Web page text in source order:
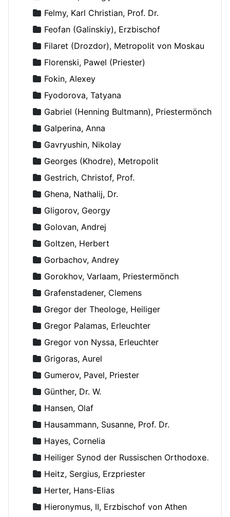
Felmy, Karl Christian, Prof. Dr.
Feofan (Galinskiy), Erzbischof
Filaret (Drozdor), Metropolit von Moskau
Florenski, Pawel (Priester)
Fokin, Alexey
Fyodorova, Tatyana
Gabriel (Henning Bultmann), Priestermönch
Galperina, Anna
Gavryushin, Nikolay
Georges (Khodre), Metropolit
Gestrich, Christof, Prof.
Ghena, Nathalij, Dr.
Gligorov, Georgy
Golovan, Andrej
Goltzen, Herbert
Gorbachov, Andrey
Gorokhov, Varlaam, Priestermönch
Grafenstadener, Clemens
Gregor der Theologe, Heiliger
Gregor Palamas, Erleuchter
Gregor von Nyssa, Erleuchter
Grigoras, Aurel
Gumerov, Pavel, Priester
Günther, Dr. W.
Hansen, Olaf
Hausammann, Susanne, Prof. Dr.
Hayes, Cornelia
Heiliger Synod der Russischen Orthodoxen Kirche
Heitz, Sergius, Erzpriester
Herter, Hans-Elias
Hieronymus, II, Erzbischof von Athen